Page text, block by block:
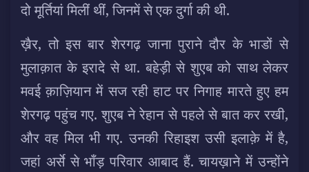
दो मूर्तियां मिलीं थीं, जिनमें से एक दुर्गा की थी.
ख़ैर, तो इस बार शेरगढ़ जाना पुराने दौर के भाडों से
मुलाक़ात के इरादे से था. बहेड़ी से शुएब को साथ लेकर
मवई क़ाज़ियान में सज रही हाट पर निगाह मारते हुए हम
शेरगढ़ पहुंच गए. शुएब ने रेहान से पहले से बात कर रखी,
और वह मिल भी गए. उनकी रिहाइश उसी इलाक़े में है,
जहां अर्से से भाँड़ परिवार आबाद हैं. चायख़ाने में उन्होंने